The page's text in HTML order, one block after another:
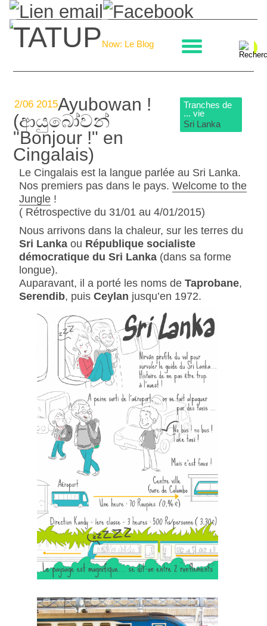
La boulangerie
TATUPNow: Le Blog
Tranches de
... vie
Sri Lanka
2/06 2015Ayubowan !
(ආයුබෝවන්
"Bonjour !" en
Cingalais)
Le Cingalais est la langue parlée au Sri Lanka.
Nos premiers pas dans le pays. Welcome to the
Jungle!
( Rétrospective du 31/01 au 4/01/2015)
Nous arrivons dans la chaleur, sur les terres du
Sri Lankaou République socialiste
démocratique du Sri Lanka (dans sa forme
longue).
Auparavant, il a porté les noms de Taprobane,
Serendib, puis Ceylan jusqu’en 1972.